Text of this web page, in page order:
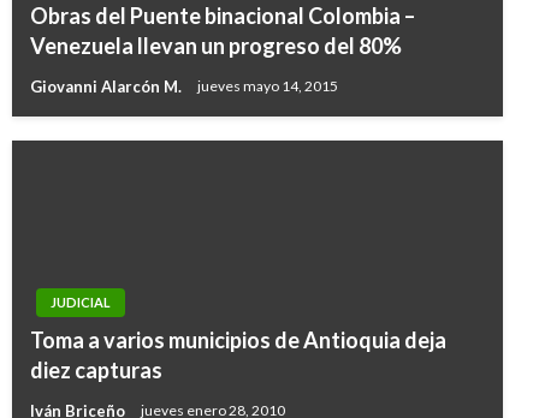
Obras del Puente binacional Colombia –
Venezuela llevan un progreso del 80%
Giovanni Alarcón M. jueves mayo 14, 2015
JUDICIAL
Toma a varios municipios de Antioquia deja
diez capturas
Iván Briceño jueves enero 28, 2010